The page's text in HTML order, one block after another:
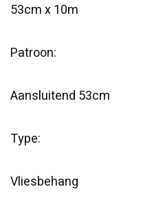
53cm x 10m
Patroon:
Aansluitend 53cm
Type:
Vliesbehang